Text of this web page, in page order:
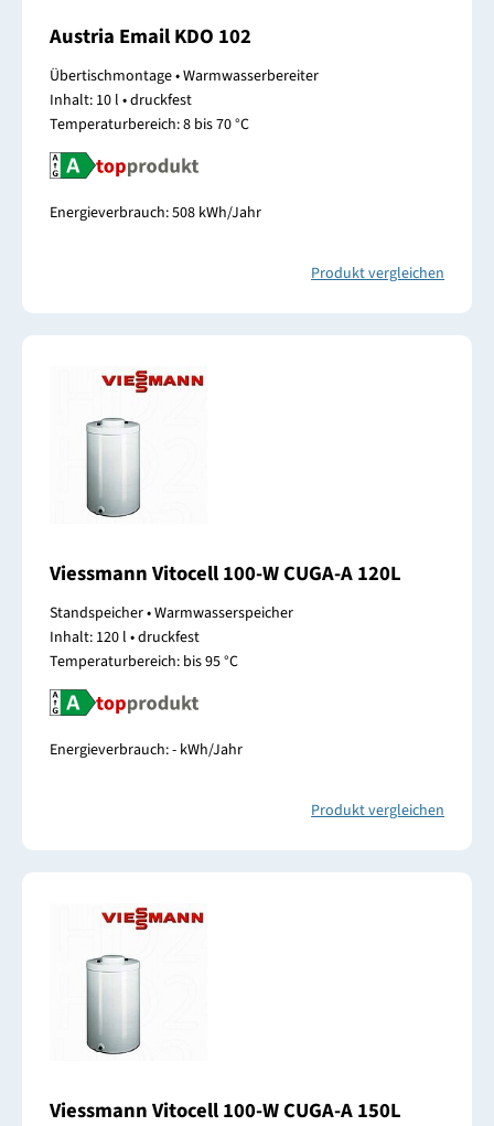
Austria Email KDO 102
Übertischmontage • Warmwasserbereiter
Inhalt: 10 l • druckfest
Temperaturbereich: 8 bis 70 °C
Energieverbrauch: 508 kWh/Jahr
Produkt vergleichen
Viessmann Vitocell 100-W CUGA-A 120L
Standspeicher • Warmwasserspeicher
Inhalt: 120 l • druckfest
Temperaturbereich: bis 95 °C
Energieverbrauch: - kWh/Jahr
Produkt vergleichen
Viessmann Vitocell 100-W CUGA-A 150L